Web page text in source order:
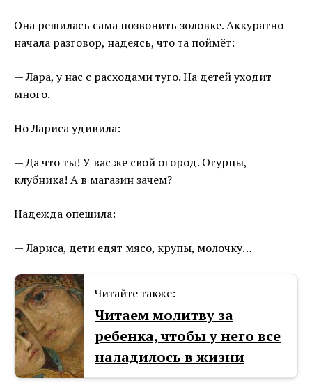
Она решилась сама позвонить золовке. Аккуратно
начала разговор, надеясь, что та поймёт:
— Лара, у нас с расходами туго. На детей уходит
много.
Но Лариса удивила:
— Да что ты! У вас же свой огород. Огурцы,
клубника! А в магазин зачем?
Надежда опешила:
— Лариса, дети едят мясо, крупы, молочку…
Читайте также:
Читаем молитву за
ребенка, чтобы у него все
наладилось в жизни